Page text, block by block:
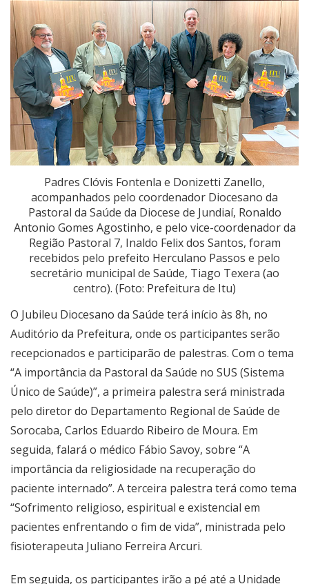
Padres Clóvis Fontenla e Donizetti Zanello,
acompanhados pelo coordenador Diocesano da
Pastoral da Saúde da Diocese de Jundiaí, Ronaldo
Antonio Gomes Agostinho, e pelo vice-coordenador da
Região Pastoral 7, Inaldo Felix dos Santos, foram
recebidos pelo prefeito Herculano Passos e pelo
secretário municipal de Saúde, Tiago Texera (ao
centro). (Foto: Prefeitura de Itu)
O Jubileu Diocesano da Saúde terá início às 8h, no
Auditório da Prefeitura, onde os participantes serão
recepcionados e participarão de palestras. Com o tema
“A importância da Pastoral da Saúde no SUS (Sistema
Único de Saúde)”, a primeira palestra será ministrada
pelo diretor do Departamento Regional de Saúde de
Sorocaba, Carlos Eduardo Ribeiro de Moura. Em
seguida, falará o médico Fábio Savoy, sobre “A
importância da religiosidade na recuperação do
paciente internado”. A terceira palestra terá como tema
“Sofrimento religioso, espiritual e existencial em
pacientes enfrentando o fim de vida”, ministrada pelo
fisioterapeuta Juliano Ferreira Arcuri.
Em seguida, os participantes irão a pé até a Unidade